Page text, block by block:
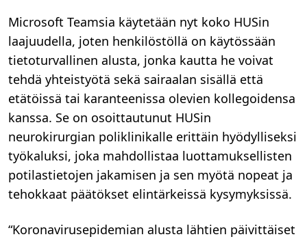
Microsoft Teamsia käytetään nyt koko HUSin
laajuudella, joten henkilöstöllä on käytössään
tietoturvallinen alusta, jonka kautta he voivat
tehdä yhteistyötä sekä sairaalan sisällä että
etätöissä tai karanteenissa olevien kollegoidensa
kanssa. Se on osoittautunut HUSin
neurokirurgian poliklinikalle erittäin hyödylliseksi
työkaluksi, joka mahdollistaa luottamuksellisten
potilastietojen jakamisen ja sen myötä nopeat ja
tehokkaat päätökset elintärkeissä kysymyksissä.
“Koronavirusepidemian alusta lähtien päivittäiset